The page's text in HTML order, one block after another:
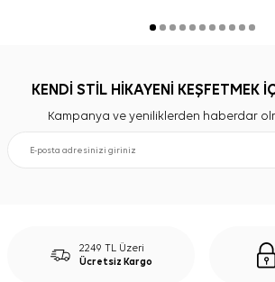
KENDİ STİL HİKAYENİ KEŞFETMEK
Kampanya ve yeniliklerden haberdar
2249 TL Üzeri
Ücretsiz Kargo